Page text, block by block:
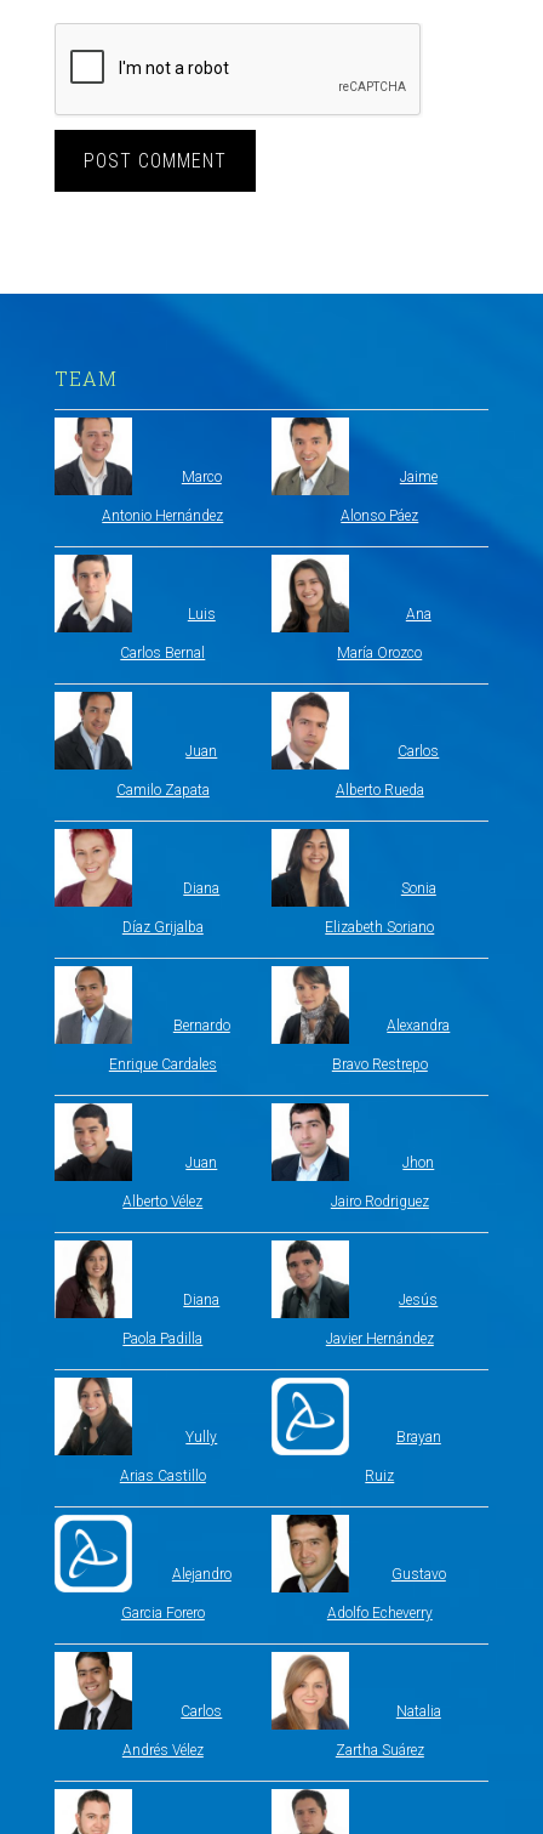
TEAM
Marco
Antonio Hernández
Jaime
Alonso Páez
Luis
Carlos Bernal
Ana
María Orozco
Juan
Camilo Zapata
Carlos
Alberto Rueda
Diana
Díaz Grijalba
Sonia
Elizabeth Soriano
Bernardo
Enrique Cardales
Alexandra
Bravo Restrepo
Juan
Alberto Vélez
Jhon
Jairo Rodriguez
Diana
Paola Padilla
Jesús
Javier Hernández
Yully
Arias Castillo
Brayan
Ruiz
Alejandro
Garcia Forero
Gustavo
Adolfo Echeverry
Carlos
Andrés Vélez
Natalia
Zartha Suárez